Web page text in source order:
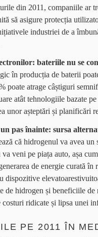
din 2011, companiile ar
să asigure protecția
industriei de a
bateriile nu se
în producția de baterii
poate atrage câștiguri
atât tehnologiile bazate
unor așteptări și planificări
pas înainte: sursa
că hidrogenul va avea un
va veni pe piața auto, așa
de energie curată în
dispozitive
de hidrogen și beneficiile
costuri ridicate și lipsa unei
PE 2011 ÎN